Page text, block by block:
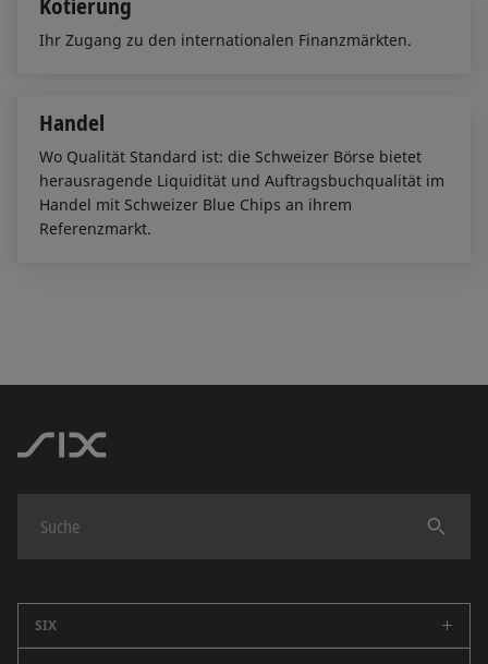
Kotierung
Ihr Zugang zu den internationalen Finanzmärkten.
Handel
Wo Qualität Standard ist: die Schweizer Börse bietet
herausragende Liquidität und Auftragsbuchqualität im
Handel mit Schweizer Blue Chips an ihrem
Referenzmarkt.
Finden
SIX